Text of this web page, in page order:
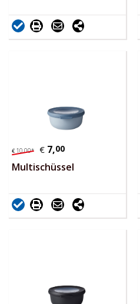
€ 10,00* € 7,00
Multischüssel